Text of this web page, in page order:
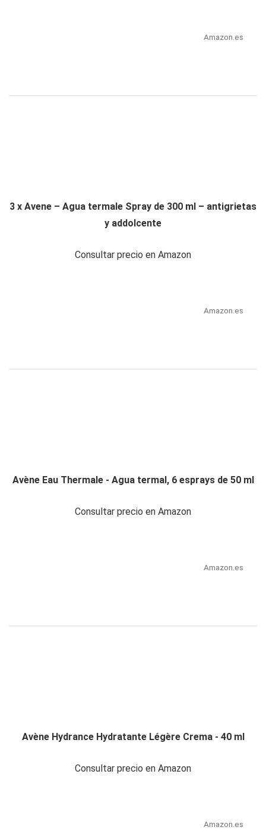
Amazon.es
3 x Avene – Agua termale Spray de 300 ml – antigrietas
y addolcente
Consultar precio en Amazon
Amazon.es
Avène Eau Thermale - Agua termal, 6 esprays de 50 ml
Consultar precio en Amazon
Amazon.es
Avène Hydrance Hydratante Légère Crema - 40 ml
Consultar precio en Amazon
Amazon.es